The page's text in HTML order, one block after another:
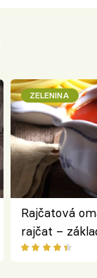
ZELENINA
Rajčatová
rajčat –